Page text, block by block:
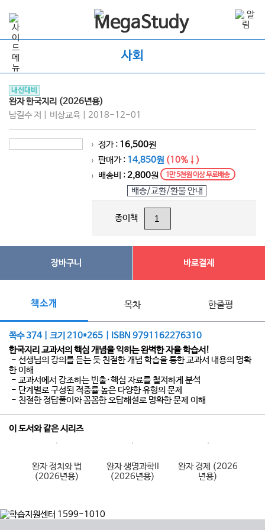
사회
내신대비
완자 한국지리 (2026년용)
남길수 저 | 비상교육 | 2018-12-01
> 정가 : 16,500원
> 판매가 : 14,850원 (10%↓)
> 배송비 :2,800원 1만 5천원 이상 무료배송
배송/교환/환불 안내
종이책
장바구니 바로결제
책소개 목차 한줄평
쪽수 374 | 크기 210*265 | ISBN 9791162276310
한국지리 교과서의 핵심 개념을 익히는 완벽한 자율 학습서!
- 선생님의 강의를 듣는 듯 친절한 개념 학습을 통한 교과서 내용의 명확
한 이해
- 교과서에서 강조하는 빈출·핵심 자료를 철저하게 분석
- 단계별로 구성된 적중률 높은 다양한 유형의 문제
- 친절한 정답풀이와 꼼꼼한 오답해설로 명확한 문제 이해
이 도서와 같은 시리즈
완자 정치와 법
(2026년용)
완자 생명과학II
(2026년용)
완자 경제 (2026
년용)